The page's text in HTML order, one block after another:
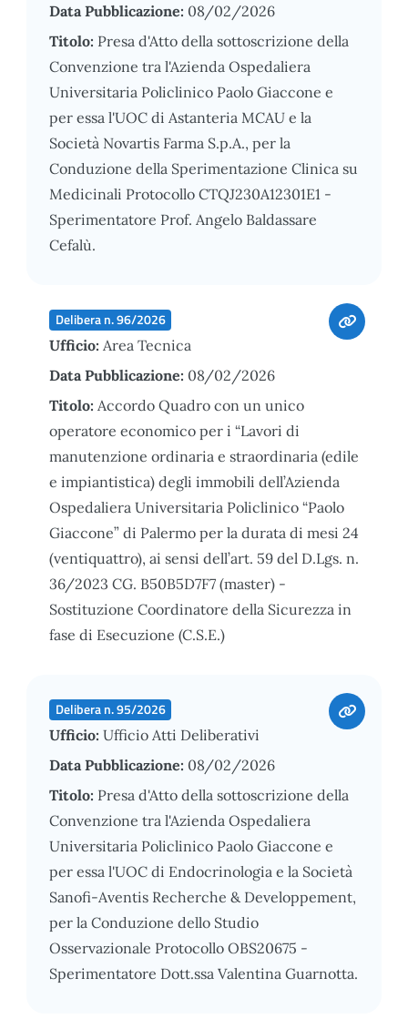
Data Pubblicazione: 08/02/2026
Titolo: Presa d'Atto della sottoscrizione della
Convenzione tra l'Azienda Ospedaliera
Universitaria Policlinico Paolo Giaccone e
per essa l'UOC di Astanteria MCAU e la
Società Novartis Farma S.p.A., per la
Conduzione della Sperimentazione Clinica su
Medicinali Protocollo CTQJ230A12301E1 -
Sperimentatore Prof. Angelo Baldassare
Cefalù.
Delibera n. 96/2026
Ufficio: Area Tecnica
Data Pubblicazione: 08/02/2026
Titolo: Accordo Quadro con un unico
operatore economico per i “Lavori di
manutenzione ordinaria e straordinaria (edile
e impiantistica) degli immobili dell’Azienda
Ospedaliera Universitaria Policlinico “Paolo
Giaccone” di Palermo per la durata di mesi 24
(ventiquattro), ai sensi dell’art. 59 del D.Lgs. n.
36/2023 CG. B50B5D7F7 (master) -
Sostituzione Coordinatore della Sicurezza in
fase di Esecuzione (C.S.E.)
Delibera n. 95/2026
Ufficio: Ufficio Atti Deliberativi
Data Pubblicazione: 08/02/2026
Titolo: Presa d'Atto della sottoscrizione della
Convenzione tra l'Azienda Ospedaliera
Universitaria Policlinico Paolo Giaccone e
per essa l'UOC di Endocrinologia e la Società
Sanofi-Aventis Recherche & Developpement,
per la Conduzione dello Studio
Osservazionale Protocollo OBS20675 -
Sperimentatore Dott.ssa Valentina Guarnotta.